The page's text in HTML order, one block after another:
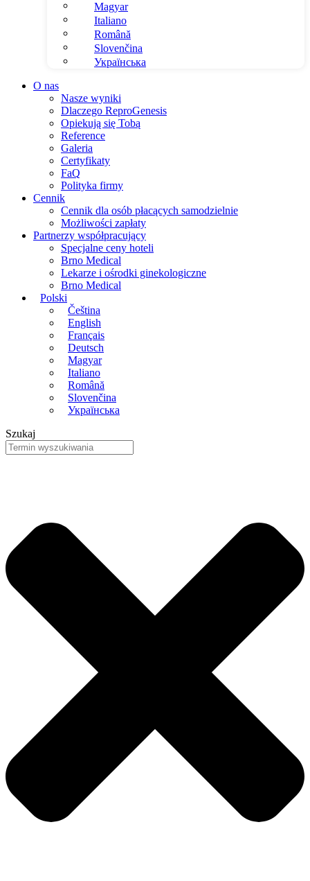
Magyar
Italiano
Română
Slovenčina
Українська
O nas
Nasze wyniki
Dlaczego ReproGenesis
Opiekują się Tobą
Reference
Galeria
Certyfikaty
FaQ
Polityka firmy
Cennik
Cennik dla osób płacących samodzielnie
Możliwości zapłaty
Partnerzy współpracujący
Specjalne ceny hoteli
Brno Medical
Lekarze i ośrodki ginekologiczne
Brno Medical
Polski
Čeština
English
Français
Deutsch
Magyar
Italiano
Română
Slovenčina
Українська
Szukaj